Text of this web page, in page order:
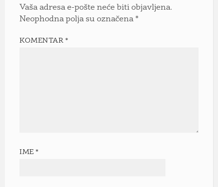
Vaša adresa e-pošte neće biti objavljena.
Neophodna polja su označena *
KOMENTAR*
IME*